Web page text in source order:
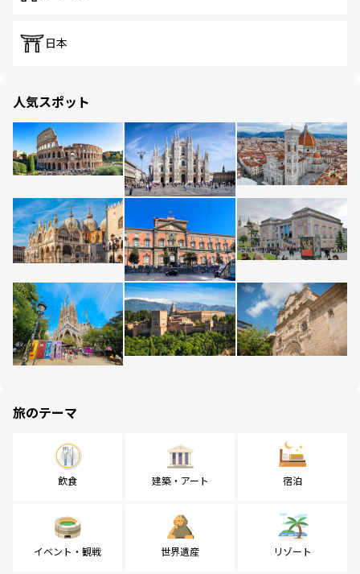
日本
人気スポット
旅のテーマ
飲食 建築・アート 宿泊
イベント・観戦 世界遺産 リゾート